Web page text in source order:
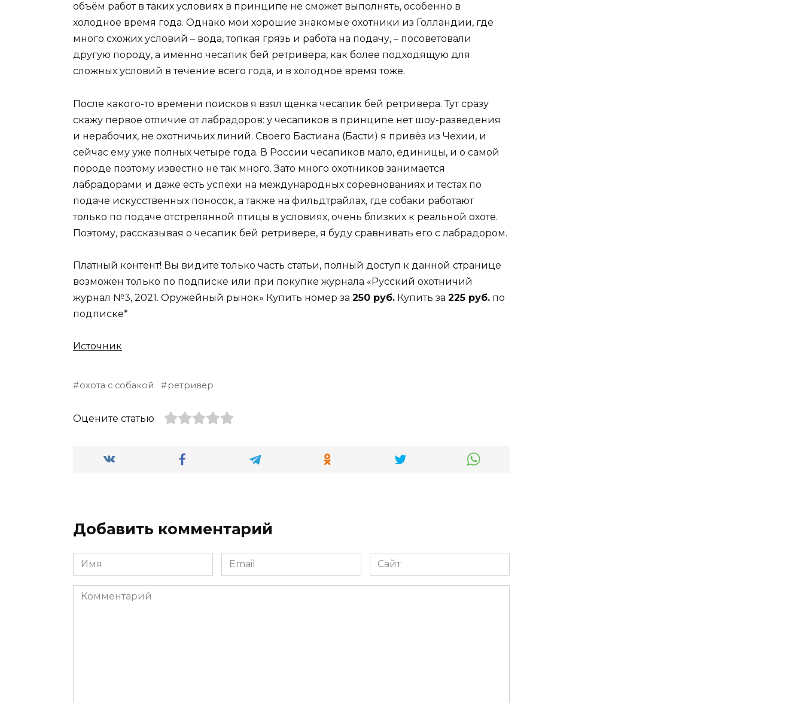
объём работ в таких условиях в принципе не сможет выполнять, особенно в
холодное время года. Однако мои хорошие знакомые охотники из Голландии, где
много схожих условий – вода, топкая грязь и работа на подачу, – посоветовали
другую породу, а именно чесапик бей ретривера, как более подходящую для
сложных условий в течение всего года, и в холодное время тоже.
После какого-то времени поисков я взял щенка чесапик бей ретривера. Тут сразу
скажу первое отличие от лабрадоров: у чесапиков в принципе нет шоу-разведения
и нерабочих, не охотничьих линий. Своего Бастиана (Басти) я привёз из Чехии, и
сейчас ему уже полных четыре года. В России чесапиков мало, единицы, и о самой
породе поэтому известно не так много. Зато много охотников занимается
лабрадорами и даже есть успехи на международных соревнованиях и тестах по
подаче искусственных поносок, а также на фильдтрайлах, где собаки работают
только по подаче отстрелянной птицы в условиях, очень близких к реальной охоте.
Поэтому, рассказывая о чесапик бей ретривере, я буду сравнивать его с лабрадором.
Платный контент! Вы видите только часть статьи, полный доступ к данной странице
возможен только по подписке или при покупке журнала «Русский охотничий
журнал №3, 2021. Оружейный рынок» Купить номер за 250 руб. Купить за 225 руб. по
подписке*
Источник
охота с собакой ретривер
Оцените статью
Добавить комментарий
Имя
*
Email
*
Сайт
Комментарий